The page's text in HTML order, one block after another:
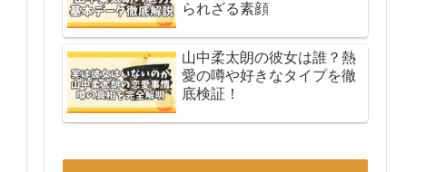
られざる素顔
山中柔太朗の彼女は誰？熱
愛の噂や好きなタイプを徹
底検証！